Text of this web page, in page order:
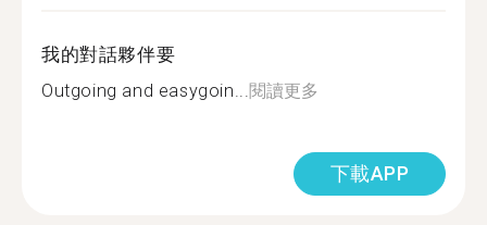
我的對話夥伴要
Outgoing and easygoin...閱讀更多
下載APP